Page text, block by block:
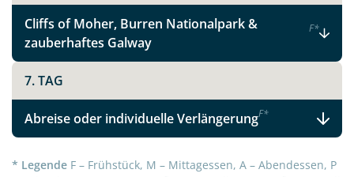
Cliffs of Moher, Burren Nationalpark &
zauberhaftes Galway
F*
7. TAG
Abreise oder individuelle VerlängerungF*
* Legende F – Frühstück, M – Mittagessen, A – Abendessen, P